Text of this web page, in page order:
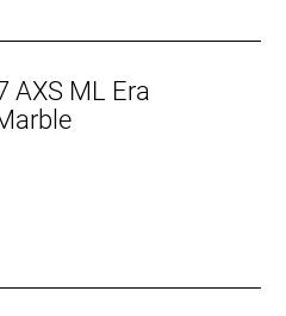
der Positionierung auf
der Oberlenkerposition
zu profitieren oder
aufs Pedal zu bringen.
Flaschenhalter
Trinkflaschen und
AXS ML Era